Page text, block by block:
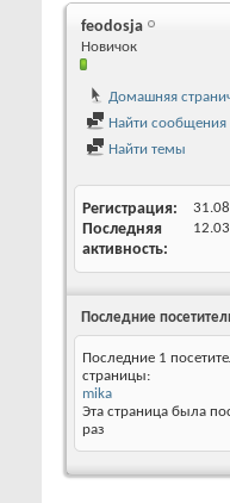
feodosja
Новичок
Домашняя
Найти сообщения
Найти темы
Регистрация
Последняя
активность
Последние
Последние 1
страницы:
mika
Эта страница была
раз